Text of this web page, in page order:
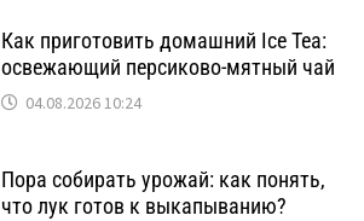
Как приготовить домашний Ice Tea:
освежающий персиково-мятный чай
04.08.2026 10:24
Пора собирать урожай: как понять,
что лук готов к выкапыванию?